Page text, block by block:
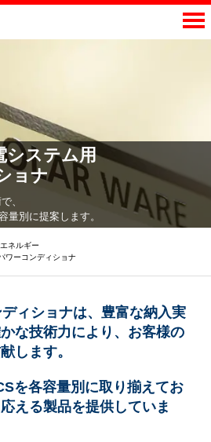
システム用
ョナ
、
量別に提案します。
ネルギー
ワーコンディショナ
ィショナは、豊富な納入実
な技術力により、お客様の
します。
を各容量別に取り揃えてお
える製品を提供していま